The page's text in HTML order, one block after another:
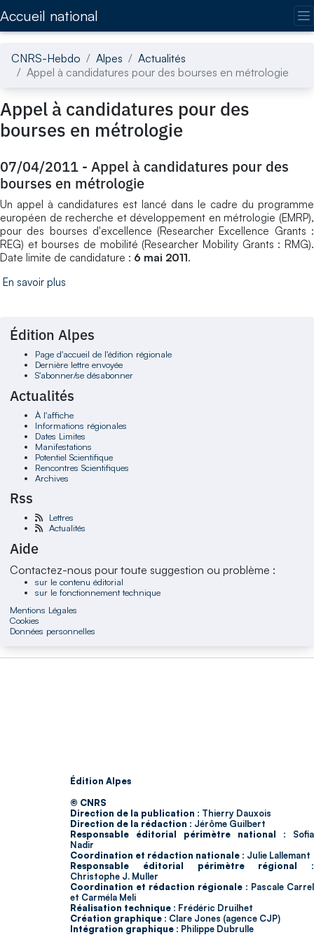
Accueil national
CNRS-Hebdo Alpes
Actualités
Appel à candidatures pour des bourses en métrologie
Appel à candidatures pour des
bourses en métrologie
07/04/2011 - Appel à candidatures pour des
bourses en métrologie
Un appel à candidatures est lancé dans le cadre du programme
européen de recherche et développement en métrologie (EMRP),
pour des bourses d'excellence (Researcher Excellence Grants :
REG) et bourses de mobilité (Researcher Mobility Grants : RMG).
Date limite de candidature : 6 mai 2011.
En savoir plus
Édition Alpes
Page d'accueil de l'édition régionale
Dernière lettre envoyée
S'abonner/se désabonner
Actualités
À l'affiche
Informations régionales
Dates Limites
Manifestations
Potentiel Scientifique
Rencontres Scientifiques
Archives
Rss
Lettres
Actualités
Aide
Contactez-nous pour toute suggestion ou problème :
sur le contenu éditorial
sur le fonctionnement technique
Mentions Légales
Cookies
Données personnelles
Édition Alpes
© CNRS
Direction de la publication : Thierry Dauxois
Direction de la rédaction : Jérôme Guilbert
Responsable éditorial périmètre national : Sofia
Nadir
Coordination et rédaction nationale : Julie Lallemant
Responsable éditorial périmètre régional :
Christophe J. Muller
Coordination et rédaction régionale : Pascale Carrel
et Carméla Meli
Réalisation technique : Frédéric Druilhet
Création graphique : Clare Jones (agence CJP)
Intégration graphique : Philippe Dubrulle